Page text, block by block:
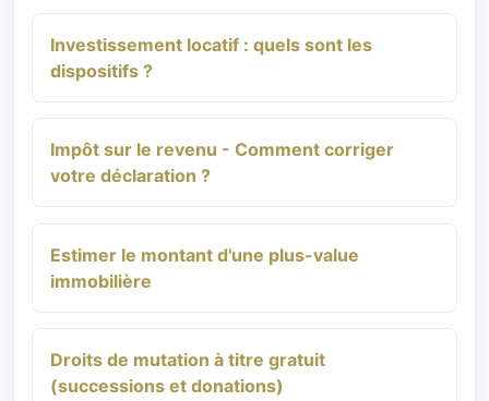
Investissement locatif : quels sont les
dispositifs ?
Impôt sur le revenu - Comment corriger
votre déclaration ?
Estimer le montant d'une plus-value
immobilière
Droits de mutation à titre gratuit
(successions et donations)